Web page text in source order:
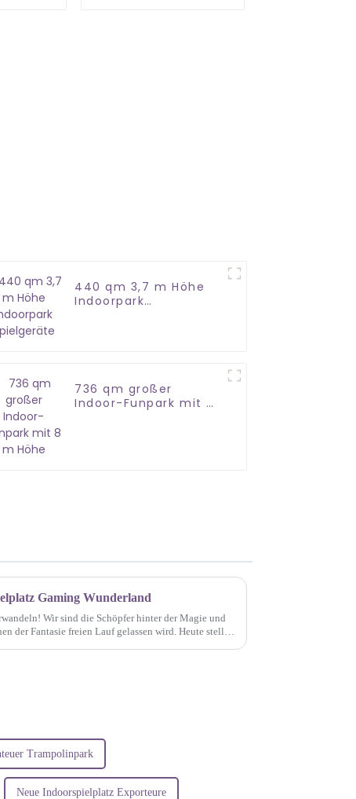
440 qm 3,7 m Höhe
Indoorpark
736 qm großer
Indoor-Funpark mit 8
Gaming Wunderland
Wir sind die Schöpfer hinter der Magie und
der Fantasie freien Lauf gelassen wird. Heute stellen
Trampolinpark
Neue Indoorspielplatz Exporteure